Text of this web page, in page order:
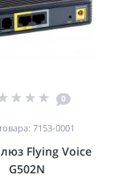
0
7153-0001
Flying Voice
G502N